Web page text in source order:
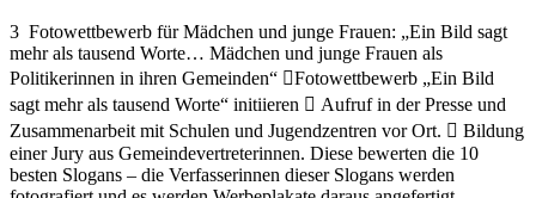
3 Fotowettbewerb für Mädchen und junge Frauen: „Ein Bild sagt
mehr als tausend Worte… Mädchen und junge Frauen als
Politikerinnen in ihren Gemeinden“ Fotowettbewerb „Ein Bild
sagt mehr als tausend Worte“ initiieren  Aufruf in der Presse und
Zusammenarbeit mit Schulen und Jugendzentren vor Ort.  Bildung
einer Jury aus Gemeindevertreterinnen. Diese bewerten die 10
besten Slogans – die Verfasserinnen dieser Slogans werden